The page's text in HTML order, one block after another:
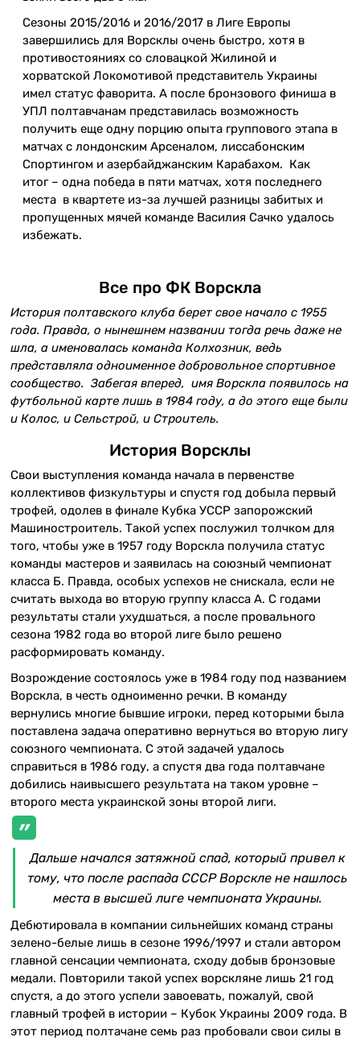
Сезоны 2015/2016 и 2016/2017 в Лиге Европы
завершились для Ворсклы очень быстро, хотя в
противостояниях со словацкой Жилиной и
хорватской Локомотивой представитель Украины
имел статус фаворита. А после бронзового финиша в
УПЛ полтавчанам представилась возможность
получить еще одну порцию опыта группового этапа в
матчах с лондонским Арсеналом, лиссабонским
Спортингом и азербайджанским Карабахом. Как
итог – одна победа в пяти матчах, хотя последнего
места в квартете из-за лучшей разницы забитых и
пропущенных мячей команде Василия Сачко удалось
избежать.
Все про ФК Ворскла
История полтавского клуба берет свое начало с 1955
года. Правда, о нынешнем названии тогда речь даже не
шла, а именовалась команда Колхозник, ведь
представляла одноименное добровольное спортивное
сообщество. Забегая вперед, имя Ворскла появилось на
футбольной карте лишь в 1984 году, а до этого еще были
и Колос, и Сельстрой, и Строитель.
История Ворсклы
Свои выступления команда начала в первенстве
коллективов физкультуры и спустя год добыла первый
трофей, одолев в финале Кубка УССР запорожский
Машиностроитель. Такой успех послужил толчком для
того, чтобы уже в 1957 году Ворскла получила статус
команды мастеров и заявилась на союзный чемпионат
класса Б. Правда, особых успехов не снискала, если не
считать выхода во вторую группу класса А. С годами
результаты стали ухудшаться, а после провального
сезона 1982 года во второй лиге было решено
расформировать команду.
Возрождение состоялось уже в 1984 году под названием
Ворскла, в честь одноименно речки. В команду
вернулись многие бывшие игроки, перед которыми была
поставлена задача оперативно вернуться во вторую лигу
союзного чемпионата. С этой задачей удалось
справиться в 1986 году, а спустя два года полтавчане
добились наивысшего результата на таком уровне –
второго места украинской зоны второй лиги.
Дальше начался затяжной спад, который привел к
тому, что после распада СССР Ворскле не нашлось
места в высшей лиге чемпионата Украины.
Дебютировала в компании сильнейших команд страны
зелено-белые лишь в сезоне 1996/1997 и стали автором
главной сенсации чемпионата, сходу добыв бронзовые
медали. Повторили такой успех ворскляне лишь 21 год
спустя, а до этого успели завоевать, пожалуй, свой
главный трофей в истории – Кубок Украины 2009 года. В
этот период полтачане семь раз пробовали свои силы в